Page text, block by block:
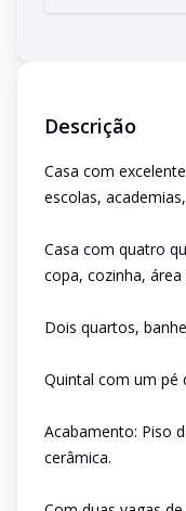
Descrição
Casa com
escolas,
Casa com quatro
copa, cozinha,
Dois quartos,
Quintal com um pé
Acabamento: Piso
cerâmica.